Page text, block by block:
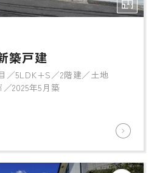
築戸建
／5LDK+S／2階建／土地
2025年5月築